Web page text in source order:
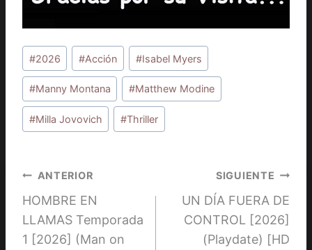
Etiquetas
de
la
entrada:
#2026 #Acción #Isabel Myers
#Manny Montana #Matthew Modine
#Milla Jovovich #Thriller
Navegación
de
entradas
ANTERIOR
HOMBRE EN
LLAMAS Temporada
1 [2026] (Man on
SIGUIENTE
UN DÍA FUERA DE
CONTROL [2026]
(Playdate) [HD